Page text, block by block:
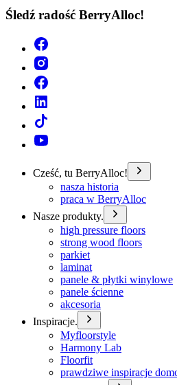
Śledź radość BerryAlloc!
Cześć, tu BerryAlloc!
nasza historia
praca w BerryAlloc
Nasze produkty.
high pressure floors
strong wood floors
parkiet
laminat
panele & płytki winylowe
panele ścienne
akcesoria
Inspiracje.
Myfloorstyle
Harmony Lab
Floorfit
prawdziwe inspiracje